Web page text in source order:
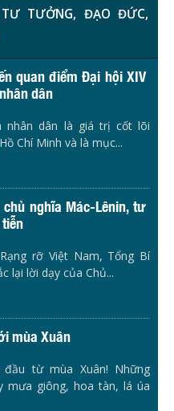
TƯỞNG, ĐẠO ĐỨC,
quan điểm Đại hội XIV
dân
nhân dân là giá trị cốt lõi
Chí Minh và là mục...
nghĩa Mác-Lênin, tư
rỡ Việt Nam, Tổng Bí
lại lời dạy của Chủ...
mùa Xuân
từ mùa Xuân! Những
mưa giông, hoa tàn, lá úa